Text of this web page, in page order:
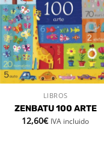
VISTA RÁPIDA
LIBROS
ZENBATU 100 ARTE
12,60€ IVA incluido